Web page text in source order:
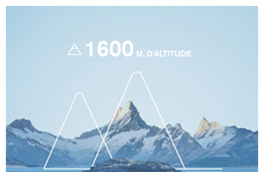
1600 M. D'ALTITUDE